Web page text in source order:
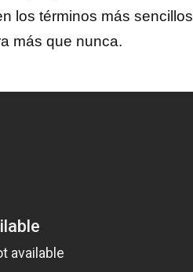
los términos más sencillos
más que nunca.